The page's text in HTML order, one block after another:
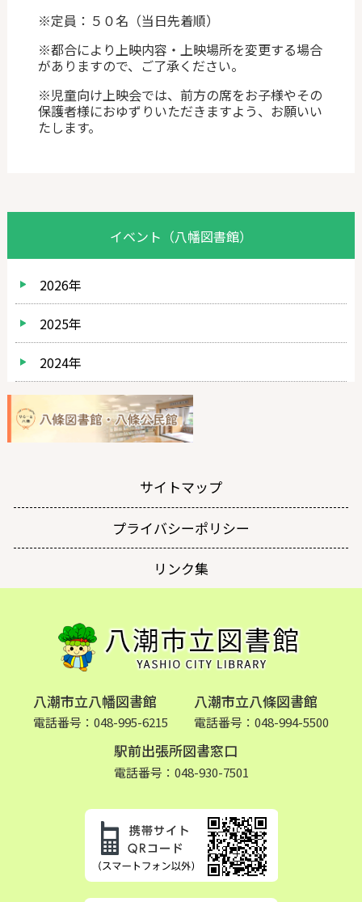
※定員：５０名（当日先着順）
※都合により上映内容・上映場所を変更する場合
がありますので、ご了承ください。
※児童向け上映会では、前方の席をお子様やその
保護者様におゆずりいただきますよう、お願いい
たします。
イベント（八幡図書館）
2026年
2025年
2024年
サイトマップ
プライバシーポリシー
リンク集
八潮市立八幡図書館
電話番号：048-995-6215
八潮市立八條図書館
電話番号：048-994-5500
駅前出張所図書窓口
電話番号：048-930-7501